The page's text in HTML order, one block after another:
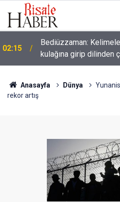
01:45
Müslümanlardan
öldüğünde de
Anasayfa Dünya
rekor artış